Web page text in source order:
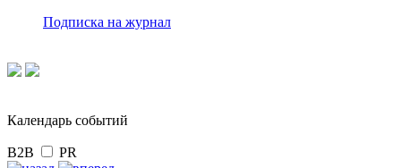
Подписка на журнал
Календарь событий
B2B PR